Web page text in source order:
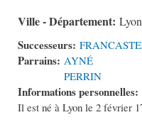
Ville - Département:
Successeurs:
Parrains: AYNÉ
PERRIN
Informations personnelles:
Il est né à Lyon le 2 février